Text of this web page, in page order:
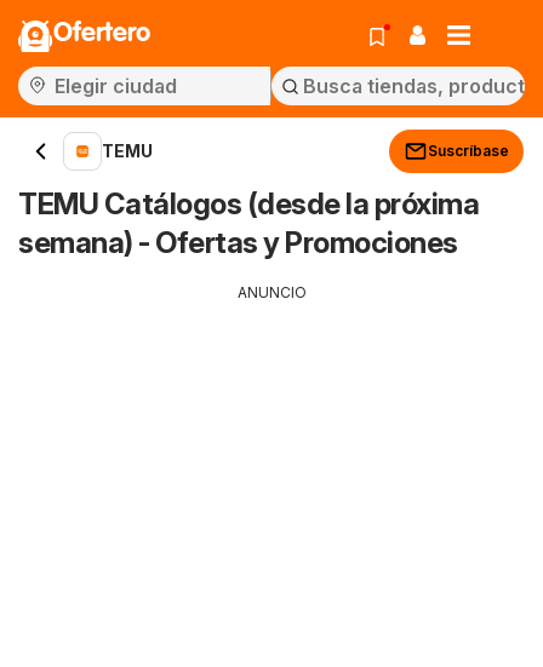
Ofertero
TEMU Suscríbase
TEMU Catálogos (desde la próxima
semana) - Ofertas y Promociones
ANUNCIO